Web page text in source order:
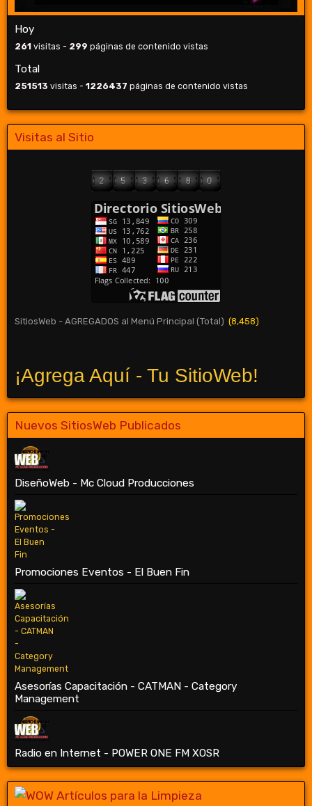
Hoy
261 visitas - 299 páginas de contenido vistas
Total
251513 visitas - 1226437 páginas de contenido vistas
Visitas al Sitio
SitiosWeb - AGREGADOS al Menú Principal (Total) (8,458)
¡Agrega Aquí - Tu SitioWeb!
Nuevos SitiosWeb Publicados
DiseñoWeb - Mc Cloud Producciones
Promociones Eventos - El Buen Fin
Asesorías Capacitación - CATMAN - Category
Management
Radio en Internet - POWER ONE FM XOSR